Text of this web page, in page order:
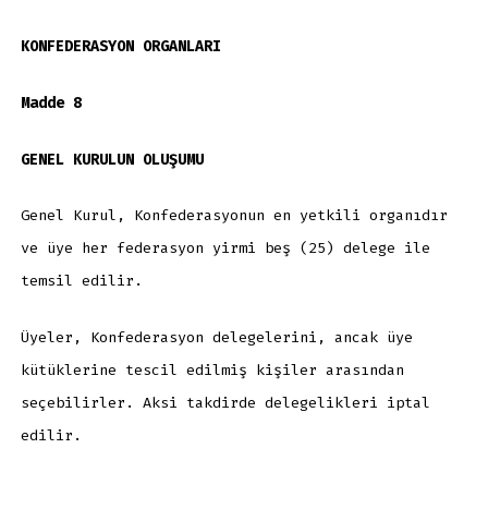
KONFEDERASYON ORGANLARI
Madde 8
GENEL KURULUN OLUŞUMU
Genel Kurul, Konfederasyonun en yetkili organıdır
ve üye her federasyon yirmi beş (25) delege ile
temsil edilir.
Üyeler, Konfederasyon delegelerini, ancak üye
kütüklerine tescil edilmiş kişiler arasından
seçebilirler. Aksi takdirde delegelikleri iptal
edilir.